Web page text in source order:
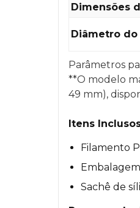
Dimensões
Diâmetro
Parâmetros
**O modelo
49 mm),
Itens
Filamento
Sachê de